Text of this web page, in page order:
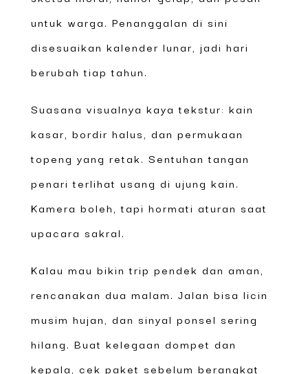
untuk warga. Penanggalan di sini
disesuaikan kalender lunar, jadi hari
berubah tiap tahun.
Suasana visualnya kaya tekstur: kain
kasar, bordir halus, dan permukaan
topeng yang retak. Sentuhan tangan
penari terlihat usang di ujung kain.
Kamera boleh, tapi hormati aturan saat
upacara sakral.
Kalau mau bikin trip pendek dan aman,
rencanakan dua malam. Jalan bisa licin
musim hujan, dan sinyal ponsel sering
hilang. Buat kelegaan dompet dan
kepala, cek paket sebelum berangkat